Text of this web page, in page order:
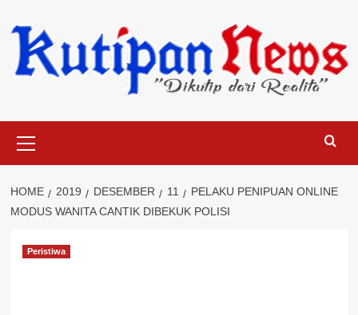
to
content
Menu
HOME 2019 DESEMBER 11
PELAKU PENIPUAN ONLINE
MODUS WANITA CANTIK DIBEKUK POLISI
Peristiwa